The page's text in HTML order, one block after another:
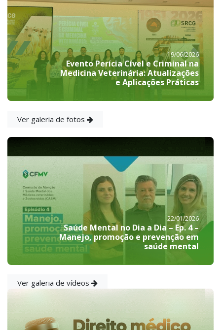
19/06/2026
Evento Perícia Cível e Criminal na
Medicina Veterinária: Atualizações
e Aplicações Práticas
Ver galeria de fotos
22/01/2026
Saúde Mental no Dia a Dia – Ep. 4 –
Manejo, promoção e prevenção em
saúde mental
Ver galeria de vídeos